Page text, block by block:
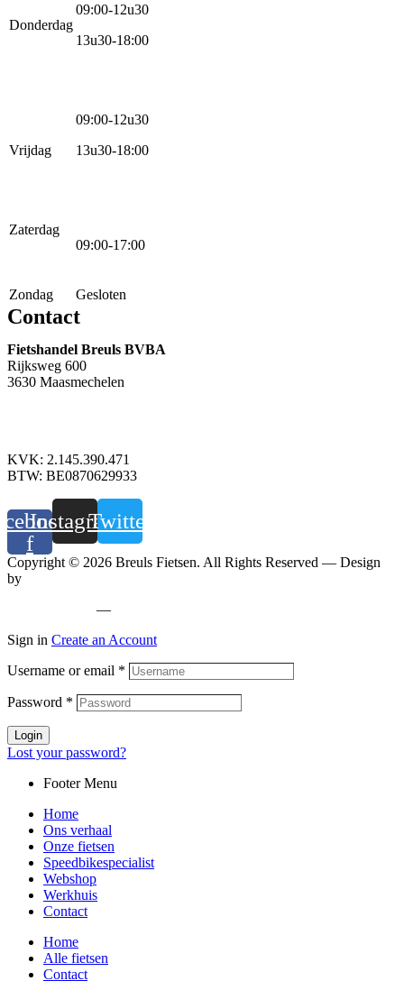
Donderdag
09:00-12u30
13u30-18:00
Vrijdag
09:00-12u30
13u30-18:00
Zaterdag
09:00-17:00
Zondag Gesloten
Contact
Fietshandel Breuls BVBA
Rijksweg 600
3630 Maasmechelen
KVK: 2.145.390.471
BTW: BE0870629933
f
Instagram
Twitter
Copyright © 2026 Breuls Fietsen. All Rights Reserved — Design
by
—
Sign in Create an Account
Username or email *
Password *
Login
Lost your password?
Footer Menu
Home
Ons verhaal
Onze fietsen
Speedbikespecialist
Webshop
Werkhuis
Contact
Home
Alle fietsen
Contact